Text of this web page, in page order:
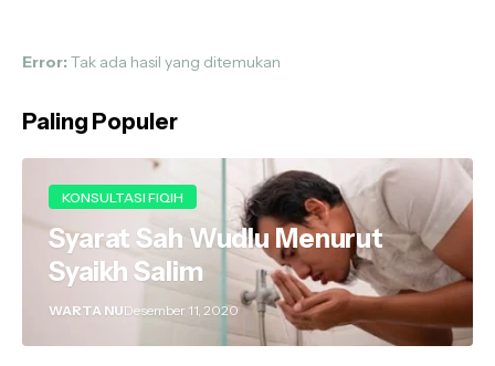
Error: Tak ada hasil yang ditemukan
Paling Populer
KONSULTASI FIQIH
Syarat Sah Wudlu Menurut
Syaikh Salim
WARTA NUDesember 11, 2020